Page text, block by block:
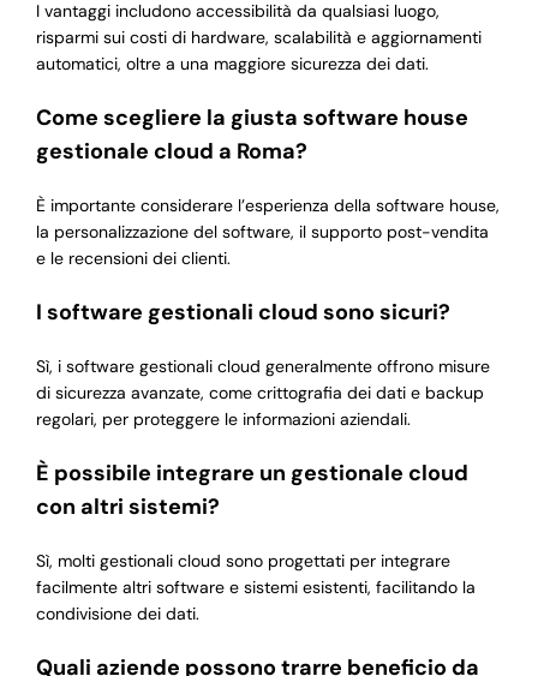
I vantaggi includono accessibilità da qualsiasi luogo,
risparmi sui costi di hardware, scalabilità e aggiornamenti
automatici, oltre a una maggiore sicurezza dei dati.
Come scegliere la giusta software house
gestionale cloud a Roma?
È importante considerare l’esperienza della software house,
la personalizzazione del software, il supporto post-vendita
e le recensioni dei clienti.
I software gestionali cloud sono sicuri?
Sì, i software gestionali cloud generalmente offrono misure
di sicurezza avanzate, come crittografia dei dati e backup
regolari, per proteggere le informazioni aziendali.
È possibile integrare un gestionale cloud
con altri sistemi?
Sì, molti gestionali cloud sono progettati per integrare
facilmente altri software e sistemi esistenti, facilitando la
condivisione dei dati.
Quali aziende possono trarre beneficio da